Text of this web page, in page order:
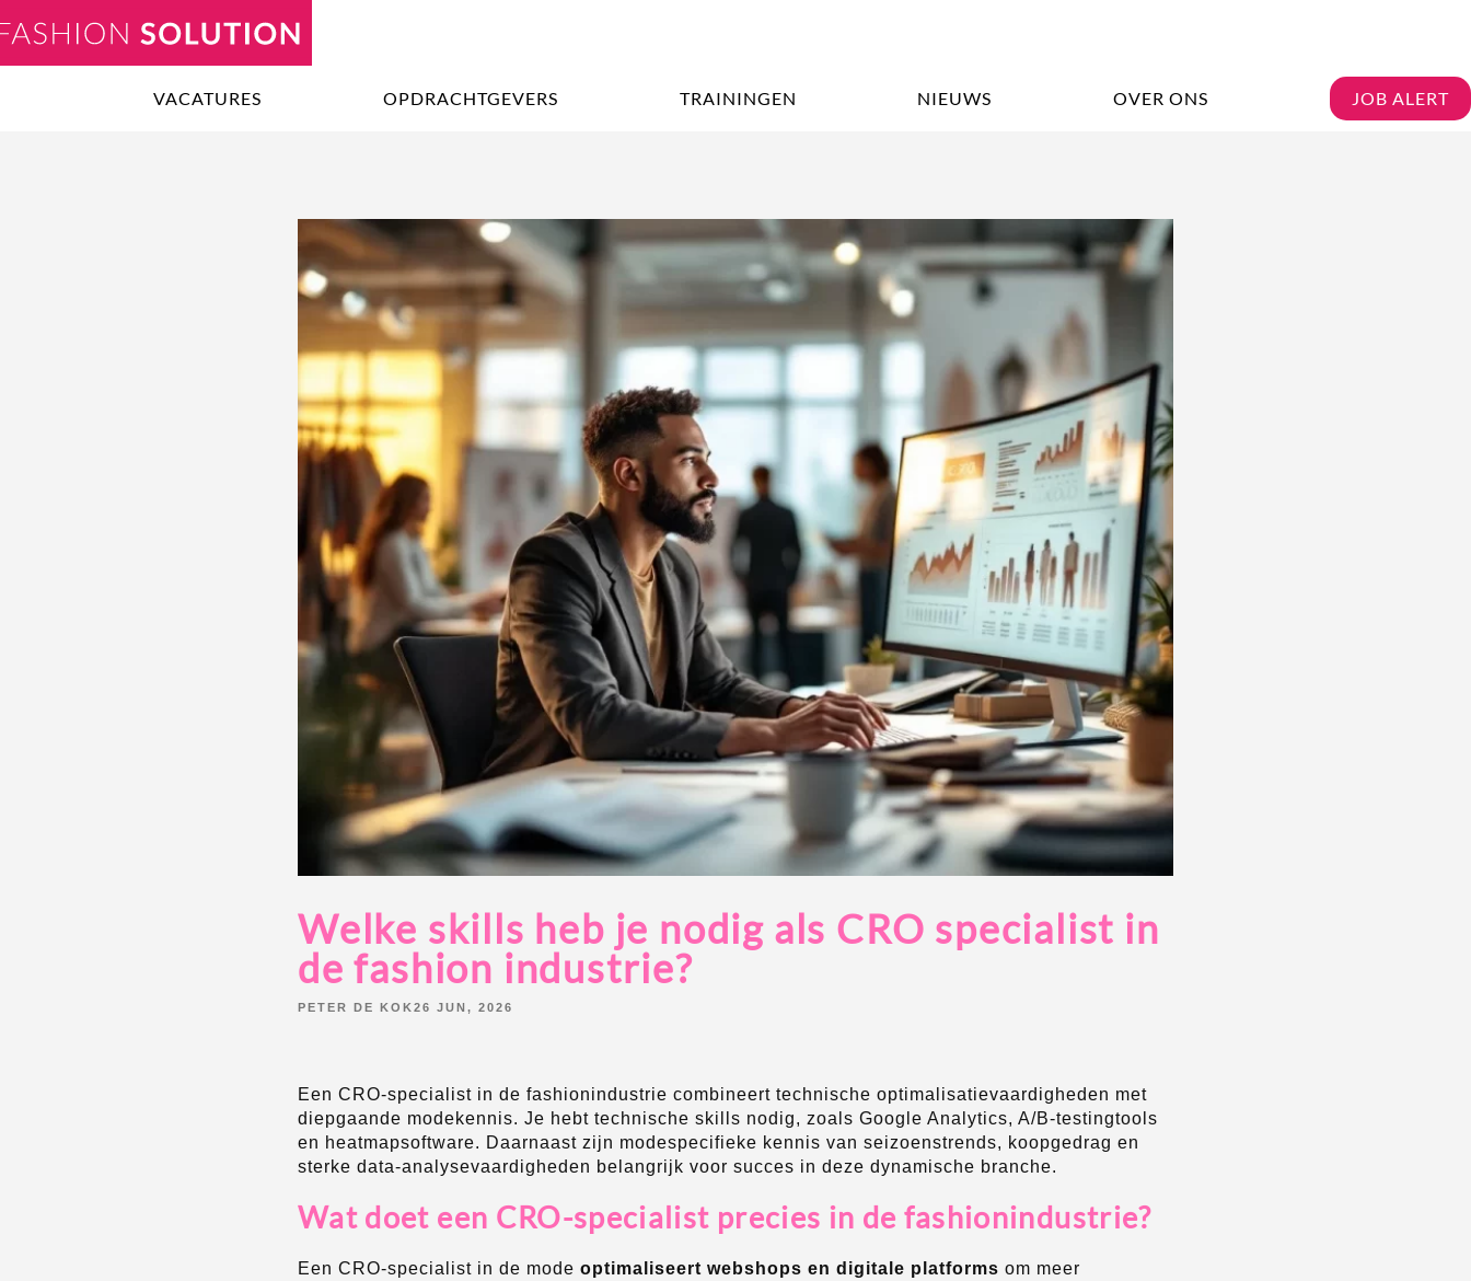
VACATURES OPDRACHTGEVERS TRAININGEN NIEUWS OVER ONS JOB ALERT
Welke skills heb je nodig als CRO specialist in
de fashion industrie?
POSTED
PETER DE KOK 26 JUN, 2026
Een CRO-specialist in de fashionindustrie combineert technische optimalisatievaardigheden met
diepgaande modekennis. Je hebt technische skills nodig, zoals Google Analytics, A/B-testingtools
en heatmapsoftware. Daarnaast zijn modespecifieke kennis van seizoenstrends, koopgedrag en
sterke data-analysevaardigheden belangrijk voor succes in deze dynamische branche.
Wat doet een CRO-specialist precies in de fashionindustrie?
Een CRO-specialist in de mode optimaliseert webshops en digitale platforms om meer